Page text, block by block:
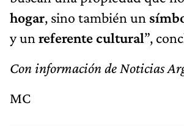
hogar, sino también un
y un referente cultural”,
Con información de Noticias
MC